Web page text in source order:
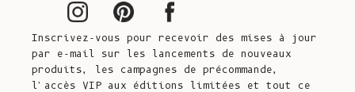
Inscrivez-vous pour recevoir des mises à jour
par e-mail sur les lancements de nouveaux
produits, les campagnes de précommande,
l'accès VIP aux éditions limitées et tout ce